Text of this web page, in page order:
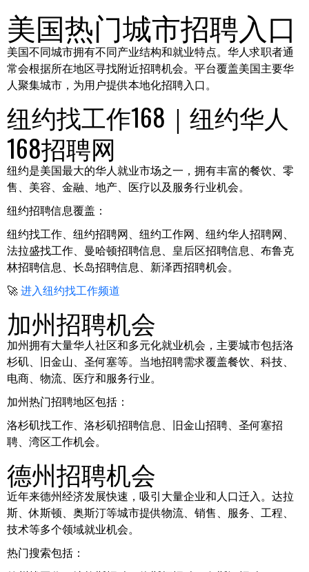
美国热门城市招聘入口
美国不同城市拥有不同产业结构和就业特点。华人求职者通
常会根据所在地区寻找附近招聘机会。平台覆盖美国主要华
人聚集城市，为用户提供本地化招聘入口。
纽约找工作168｜纽约华人
168招聘网
纽约是美国最大的华人就业市场之一，拥有丰富的餐饮、零
售、美容、金融、地产、医疗以及服务行业机会。
纽约招聘信息覆盖：
纽约找工作、纽约招聘网、纽约工作网、纽约华人招聘网、
法拉盛找工作、曼哈顿招聘信息、皇后区招聘信息、布鲁克
林招聘信息、长岛招聘信息、新泽西招聘机会。
🚀 进入纽约找工作频道
加州招聘机会
加州拥有大量华人社区和多元化就业机会，主要城市包括洛
杉矶、旧金山、圣何塞等。当地招聘需求覆盖餐饮、科技、
电商、物流、医疗和服务行业。
加州热门招聘地区包括：
洛杉矶找工作、洛杉矶招聘信息、旧金山招聘、圣何塞招
聘、湾区工作机会。
德州招聘机会
近年来德州经济发展快速，吸引大量企业和人口迁入。达拉
斯、休斯顿、奥斯汀等城市提供物流、销售、服务、工程、
技术等多个领域就业机会。
热门搜索包括：